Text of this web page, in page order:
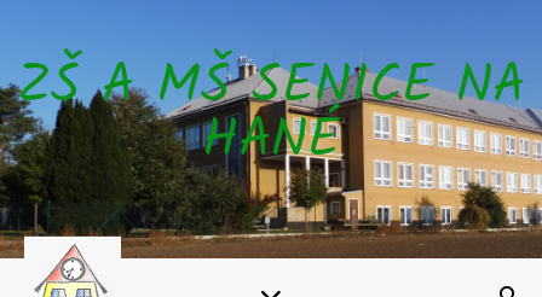
ZŠ A MŠ SENICE NA
HANÉ